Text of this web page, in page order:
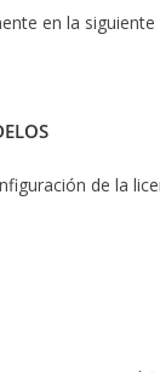
en la siguiente
de la